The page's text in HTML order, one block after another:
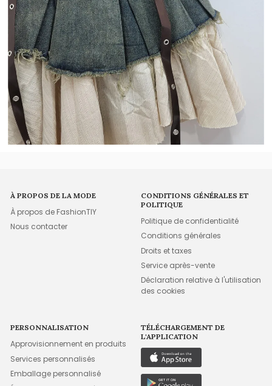
À PROPOS DE LA MODE
À propos de FashionTIY
Nous contacter
CONDITIONS GÉNÉRALES ET
POLITIQUE
Politique de confidentialité
Conditions générales
Droits et taxes
Service après-vente
Déclaration relative à l'utilisation
des cookies
PERSONNALISATION
Approvisionnement en produits
Services personnalisés
Emballage personnalisé
TÉLÉCHARGEMENT DE
L'APPLICATION